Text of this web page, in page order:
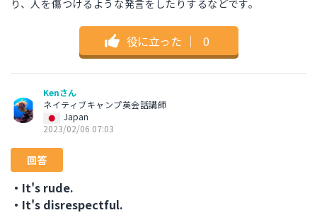
り、人を傷つけるような発言をしたりするなどです。
役に立った ｜ 0
Kenさん
ネイティブキャンプ英会話講師
Japan
2023/02/06 07:03
回答
・It's rude.
・It's disrespectful.